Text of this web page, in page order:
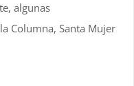
algunas
Columna, Santa Mujer